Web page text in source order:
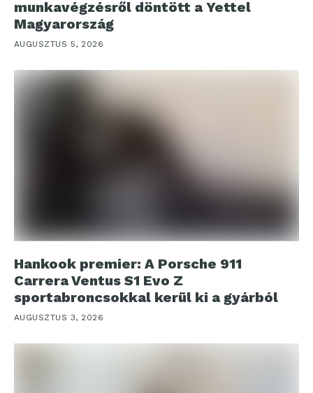
munkavégzésről döntött a Yettel
Magyarország
AUGUSZTUS 5, 2026
Hankook premier: A Porsche 911
Carrera Ventus S1 Evo Z
sportabroncsokkal kerül ki a gyárból
AUGUSZTUS 3, 2026